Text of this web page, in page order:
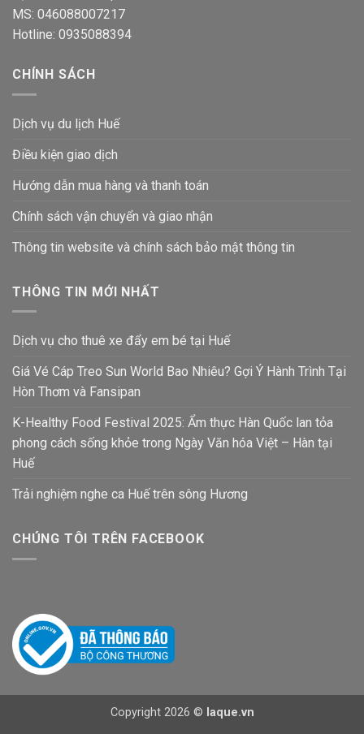
MS: 046088007217
Hotline: 0935088394
CHÍNH SÁCH
Dịch vụ du lịch Huế
Điều kiện giao dịch
Hướng dẫn mua hàng và thanh toán
Chính sách vận chuyển và giao nhận
Thông tin website và chính sách bảo mật thông tin
THÔNG TIN MỚI NHẤT
Dịch vụ cho thuê xe đẩy em bé tại Huế
Giá Vé Cáp Treo Sun World Bao Nhiêu? Gợi Ý Hành Trình Tại
Hòn Thơm và Fansipan
K-Healthy Food Festival 2025: Ẩm thực Hàn Quốc lan tỏa
phong cách sống khỏe trong Ngày Văn hóa Việt – Hàn tại
Huế
Trải nghiệm nghe ca Huế trên sông Hương
CHÚNG TÔI TRÊN FACEBOOK
Copyright 2026 © laque.vn